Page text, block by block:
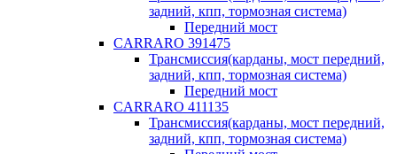
задний, кпп, тормозная система)
Передний мост
CARRARO 391475
Трансмиссия(карданы, мост передний,
задний, кпп, тормозная система)
Передний мост
CARRARO 411135
Трансмиссия(карданы, мост передний,
задний, кпп, тормозная система)